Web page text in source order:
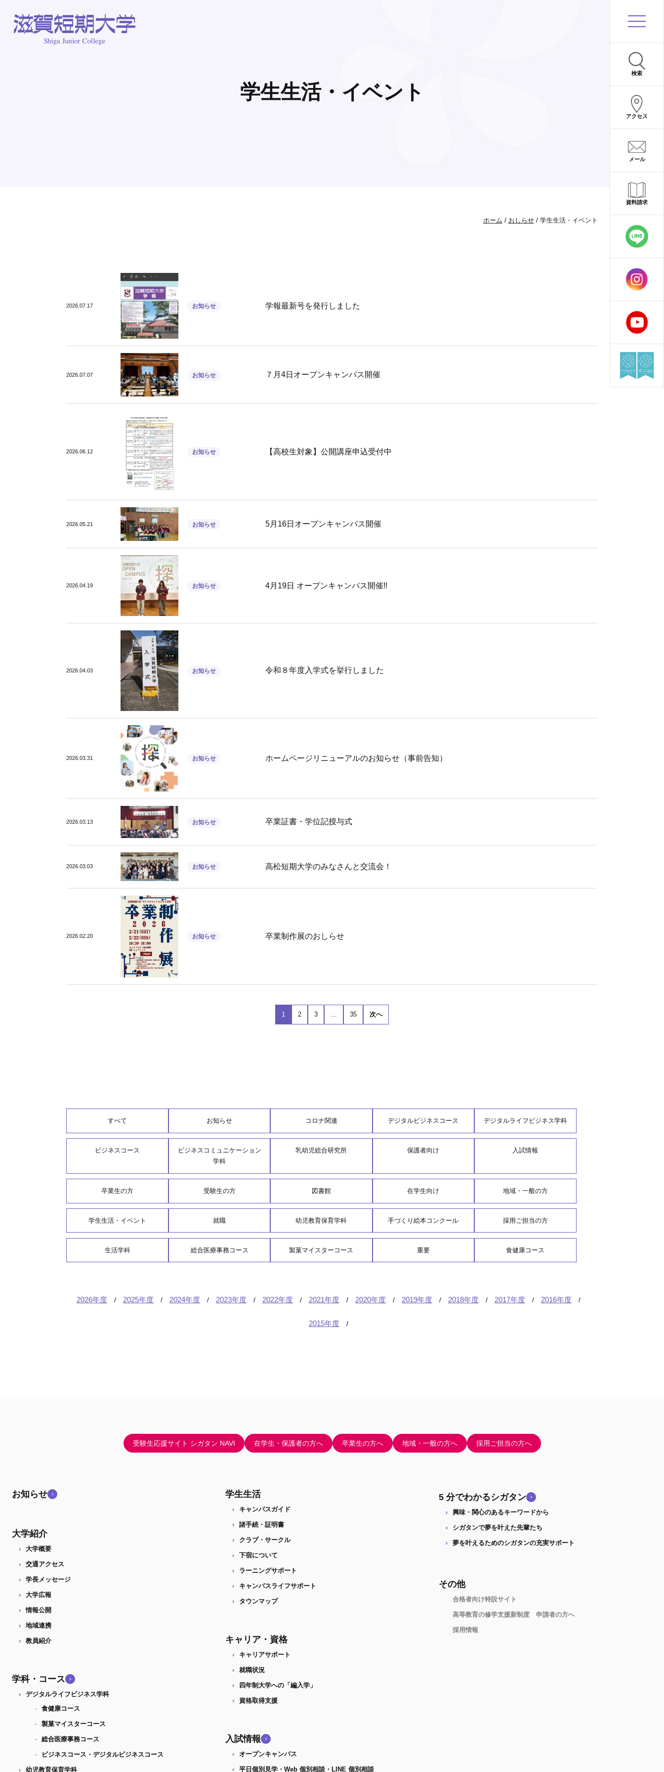
検索
アクセス
メール
資料請求
学生生活・イベント
ホーム / おしらせ/ 学生生活・イベント
2026.07.17 お知らせ 学報最新号を発行しました
2026.07.07 お知らせ ７月4日オープンキャンパス開催
2026.06.12 お知らせ 【高校生対象】公開講座申込受付中
2026.05.21 お知らせ 5月16日オープンキャンパス開催
2026.04.19 お知らせ 4月19日 オープンキャンパス開催!!
2026.04.03 お知らせ 令和８年度入学式を挙行しました
2026.03.31 お知らせ ホームページリニューアルのお知らせ（事前告知）
2026.03.13 お知らせ 卒業証書・学位記授与式
2026.03.03 お知らせ 高松短期大学のみなさんと交流会！
2026.02.20 お知らせ 卒業制作展のおしらせ
1 2 3 35 次へ
すべて お知らせ コロナ関連 デジタルビジネスコース デジタルライフビジネス学科
ビジネスコース
ビジネスコミュニケーション
学科
乳幼児総合研究所 保護者向け 入試情報
卒業生の方 受験生の方 図書館 在学生向け 地域・一般の方
学生生活・イベント 就職 幼児教育保育学科 手づくり絵本コンクール 採用ご担当の方
生活学科 総合医療事務コース 製菓マイスターコース 重要 食健康コース
2026年度 2025年度 2024年度 2023年度 2022年度 2021年度 2020年度 2019年度 2018年度 2017年度 2016年度
2015年度
受験生応援サイト シガタン NAVI 在学生・保護者の方へ 卒業生の方へ 地域・一般の方へ 採用ご担当の方へ
お知らせ
大学紹介
大学概要
交通アクセス
学長メッセージ
大学広報
情報公開
地域連携
教員紹介
学科・コース
デジタルライフビジネス学科
食健康コース
製菓マイスターコース
総合医療事務コース
ビジネスコース・デジタルビジネスコース
幼児教育保育学科
学生生活
キャンパスガイド
諸手続・証明書
クラブ・サークル
下宿について
ラーニングサポート
キャンパスライフサポート
タウンマップ
キャリア・資格
キャリアサポート
就職状況
四年制大学への「編入学」
資格取得支援
入試情報
オープンキャンパス
平日個別見学・Web 個別相談・LINE 個別相談
5 分でわかるシガタン
興味・関心のあるキーワードから
シガタンで夢を叶えた先輩たち
夢を叶えるためのシガタンの充実サポート
その他
合格者向け特設サイト
高等教育の修学支援新制度 申請者の方へ
採用情報